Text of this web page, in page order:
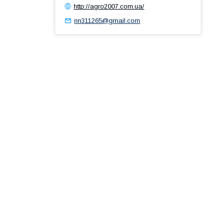
http://agro2007.com.ua/
nn311265@gmail.com